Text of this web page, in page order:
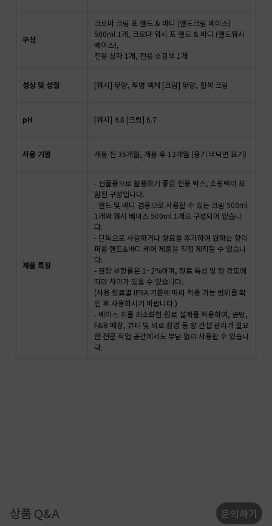
구성
크로마 크림 포 핸드 & 바디 (핸드크림 베이스)
500ml 1개, 크로마 워시 포 핸드 & 바디 (핸드워시
베이스),
전용 상자 1개, 전용 쇼핑백 1개
성상 및 성질 [워시] 무향, 투명 액체 [크림] 무향, 흰색 크림
pH [워시] 4.8 [크림] 6.7
사용 기한 개봉 전 36개월, 개봉 후 12개월 (용기 바닥면 표기)
제품 특징
- 선물용으로 활용하기 좋은 전용 박스, 쇼핑백이 포
함된 구성입니다.
- 핸드 및 바디 겸용으로 사용할 수 있는 크림 500ml
1개와 워시 베이스 500ml 1개로 구성되어 있습니
다.
- 단독으로 사용하거나 향료를 추가하여 원하는 향의
퍼퓸 핸드&바디 케어 제품을 직접 제작할 수 있습니
다.
- 권장 부향률은 1~2%이며, 향료 특성 및 향 강도에
따라 차이가 있을 수 있습니다.
(사용 향료별 IFRA 기준에 따라 적용 가능 범위를 확
인 후 사용하시기 바랍니다.)
- 베이스 취를 최소화한 원료 설계를 적용하여, 공방,
F&B 매장, 뷰티 및 의료 환경 등 향 간섭 관리가 필요
한 전문 작업 공간에서도 부담 없이 사용할 수 있습니
다.
상품 Q&A
문의하기